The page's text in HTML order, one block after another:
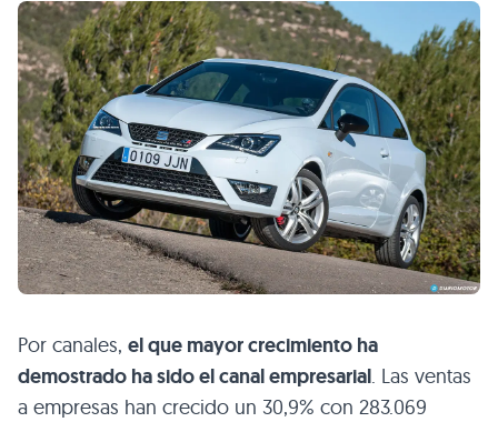
Por canales, el que mayor crecimiento ha
demostrado ha sido el canal empresarial. Las ventas
a empresas han crecido un 30,9% con 283.069